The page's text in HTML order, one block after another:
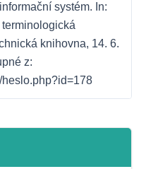
systém. In:
knihovna, 14. 6.
z:
heslo.php?id=178